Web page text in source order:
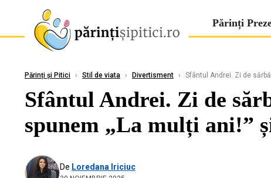
Părinți
Părinți și Pitici › Stil de viata › Divertisment › Sfântul Andrei. Zi de
Sfântul Andrei. Zi de
spunem „La mulți ani!”
De Loredana Iriciuc